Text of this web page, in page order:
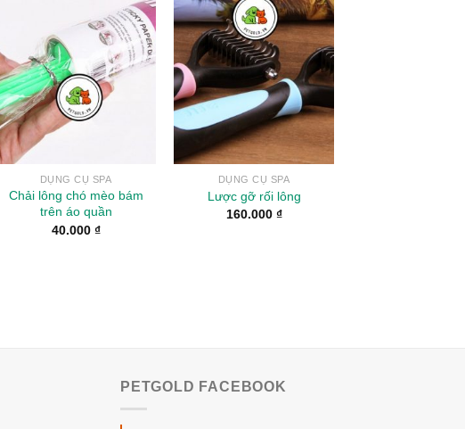
Add to
Wishlist
DỤNG CỤ SPA
Chải lông chó mèo bám
trên áo quần
40.000 ₫
Add to
Wishlist
DỤNG CỤ SPA
Lược gỡ rối lông
160.000 ₫
PETGOLD FACEBOOK